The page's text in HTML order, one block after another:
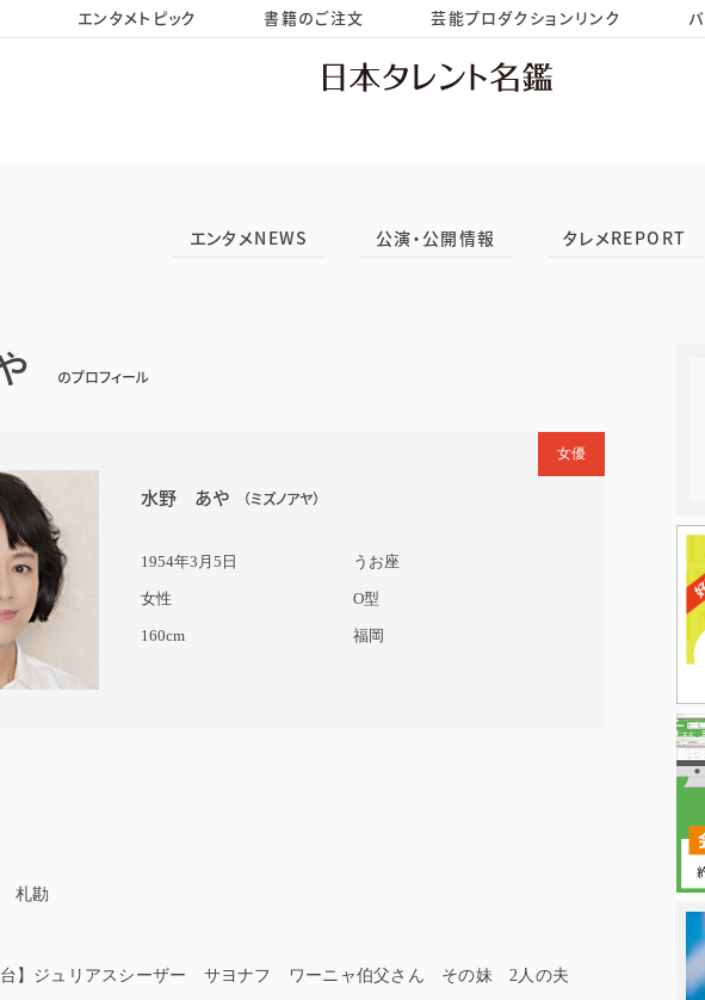
HOME お問い合わせ
エンタメトピック 書籍のご注文 芸能プロダクションリンク
エンタメNEWS 公演・公開情報 タレメREPORT
のプロフィール
女優
水野 あや （ミズノアヤ）
1954年3月5日 うお座
女性 O型
160cm 福岡
札勘
台】ジュリアスシーザー サヨナフ ワーニャ伯父さん その妹 2人の夫
日本タレント